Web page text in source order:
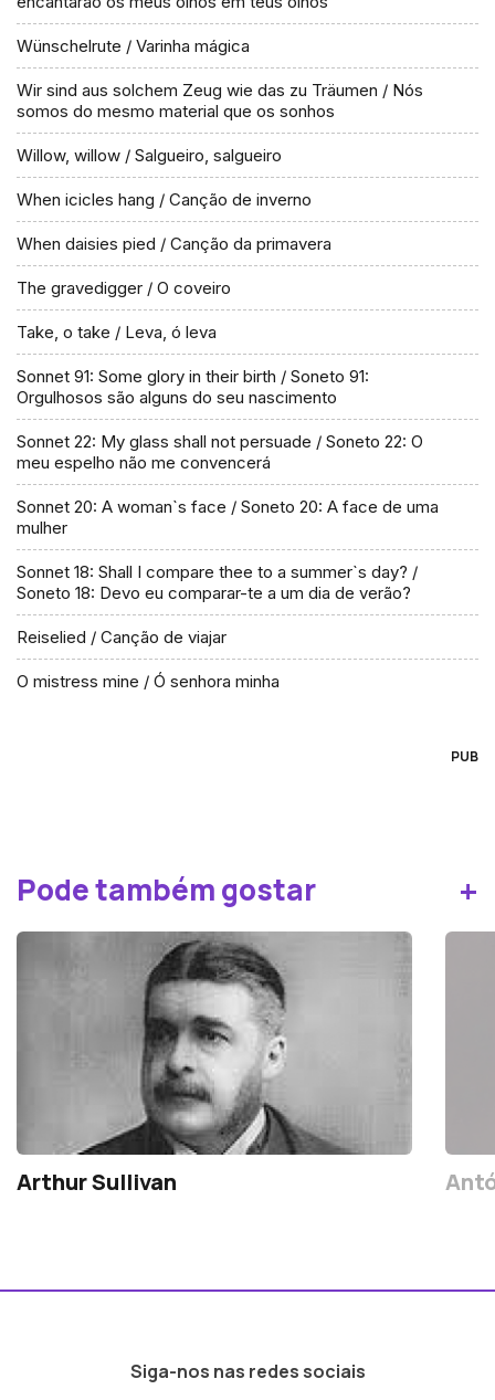
Wünschelrute / Varinha mágica
Wir sind aus solchem Zeug wie das zu Träumen / Nós
somos do mesmo material que os sonhos
Willow, willow / Salgueiro, salgueiro
When icicles hang / Canção de inverno
When daisies pied / Canção da primavera
The gravedigger / O coveiro
Take, o take / Leva, ó leva
Sonnet 91: Some glory in their birth / Soneto 91:
Orgulhosos são alguns do seu nascimento
Sonnet 22: My glass shall not persuade / Soneto 22: O
meu espelho não me convencerá
Sonnet 20: A woman`s face / Soneto 20: A face de uma
mulher
Sonnet 18: Shall I compare thee to a summer`s day? /
Soneto 18: Devo eu comparar-te a um dia de verão?
Reiselied / Canção de viajar
O mistress mine / Ó senhora minha
PUB
Pode também gostar +
Arthur Sullivan
Siga-nos nas redes sociais